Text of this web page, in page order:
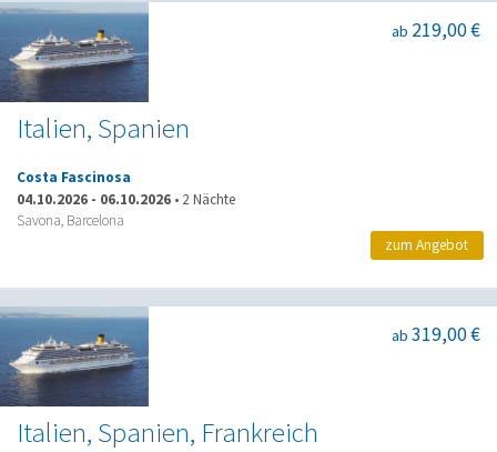
Italien, Spanien
ab 219,00 €
Costa Fascinosa
04.10.2026 - 06.10.2026 • 2 Nächte
Savona, Barcelona
zum Angebot
Italien, Spanien, Frankreich
ab 319,00 €